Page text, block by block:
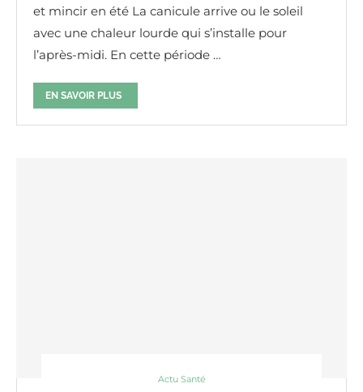
et mincir en été La canicule arrive ou le soleil
avec une chaleur lourde qui s’installe pour
l’après-midi. En cette période …
EN SAVOIR PLUS
Actu Santé